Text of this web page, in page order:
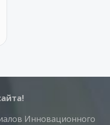
Инновационного